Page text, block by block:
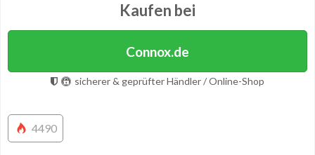
Kaufen bei
Connox.de
sicherer & geprüfter Händler / Online-Shop
4490